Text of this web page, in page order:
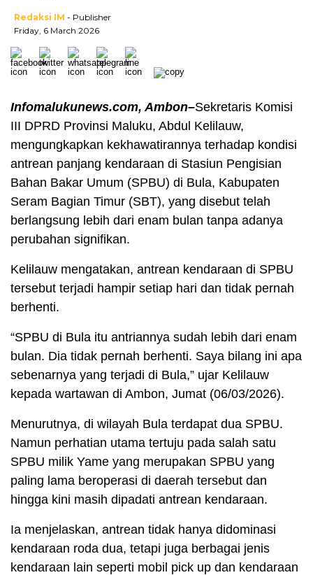
Redaksi IM - Publisher
Friday, 6 March 2026
Infomalukunews.com, Ambon–Sekretaris Komisi
III DPRD Provinsi Maluku, Abdul Kelilauw,
mengungkapkan kekhawatirannya terhadap kondisi
antrean panjang kendaraan di Stasiun Pengisian
Bahan Bakar Umum (SPBU) di Bula, Kabupaten
Seram Bagian Timur (SBT), yang disebut telah
berlangsung lebih dari enam bulan tanpa adanya
perubahan signifikan.
Kelilauw mengatakan, antrean kendaraan di SPBU
tersebut terjadi hampir setiap hari dan tidak pernah
berhenti.
“SPBU di Bula itu antriannya sudah lebih dari enam
bulan. Dia tidak pernah berhenti. Saya bilang ini apa
sebenarnya yang terjadi di Bula,” ujar Kelilauw
kepada wartawan di Ambon, Jumat (06/03/2026).
Menurutnya, di wilayah Bula terdapat dua SPBU.
Namun perhatian utama tertuju pada salah satu
SPBU milik Yame yang merupakan SPBU yang
paling lama beroperasi di daerah tersebut dan
hingga kini masih dipadati antrean kendaraan.
Ia menjelaskan, antrean tidak hanya didominasi
kendaraan roda dua, tetapi juga berbagai jenis
kendaraan lain seperti mobil pick up dan kendaraan